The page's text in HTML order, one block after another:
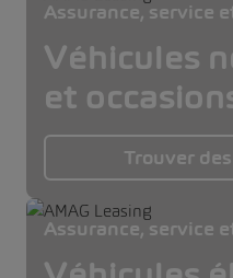
Assurance, service
Véhicules
et
Trouver
Assurance, service